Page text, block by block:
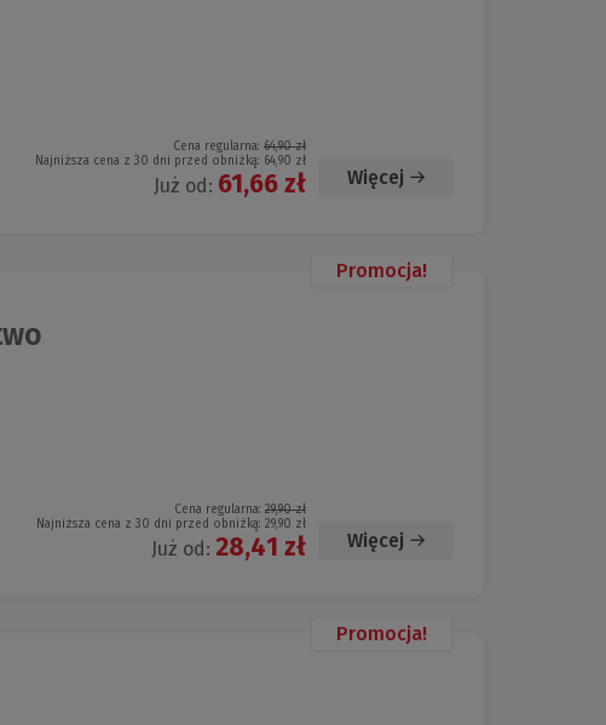
Cena regularna: 64,90 zł
Najniższa cena z 30 dni przed obniżką: 64,90 zł
Już od: 61,66 zł Więcej
Promocja!
Cena regularna: 29,90 zł
Najniższa cena z 30 dni przed obniżką: 29,90 zł
Już od: 28,41 zł Więcej
Promocja!